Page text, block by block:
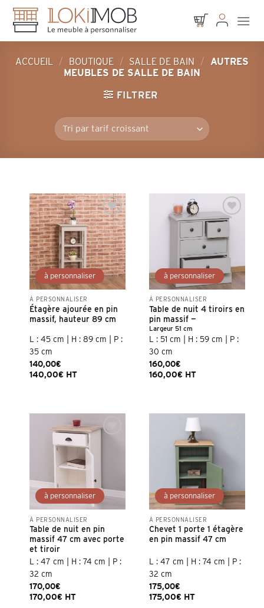
Skip
content
ACCUEIL / BOUTIQUE / SALLE DE BAIN / AUTRES
MEUBLES DE SALLE DE BAIN
FILTRER
À PERSONNALISER
Étagère ajourée en pin
massif, hauteur 89 cm
L : 45 cm | H : 89 cm | P :
35 cm
140,00€
140,00€ HT
À PERSONNALISER
Table de nuit 4 tiroirs en
pin massif —
Largeur 51 cm
L : 51 cm | H : 59 cm | P :
30 cm
160,00€
160,00€ HT
À PERSONNALISER
Table de nuit en pin
massif 47 cm avec porte
et tiroir
L : 47 cm | H : 74 cm | P :
32 cm
170,00€
170,00€ HT
À PERSONNALISER
Chevet 1 porte 1 étagère
en pin massif 47 cm
L : 47 cm | H : 74 cm | P :
32 cm
175,00€
175,00€ HT